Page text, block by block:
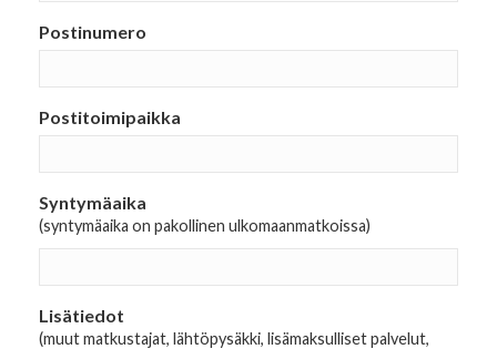
Postinumero
Postitoimipaikka
Syntymäaika
(syntymäaika on pakollinen ulkomaanmatkoissa)
Lisätiedot
(muut matkustajat, lähtöpysäkki, lisämaksulliset palvelut,